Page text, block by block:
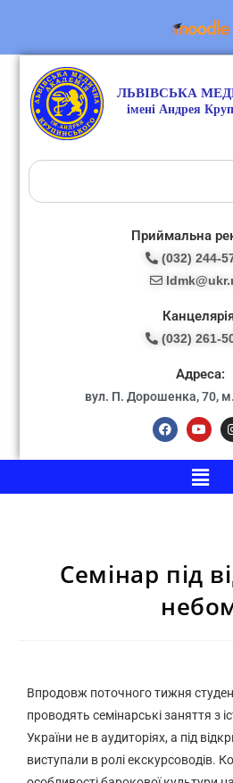
Приймальна
(032) 244-
(032) 261-
Адреса:
вул. П. Дорошенка, 70,
Семінар під
Впродовж поточного тижня
проводять семінарські заняття з
України не в аудиторіях, а під
виступали в ролі екскурсоводів.